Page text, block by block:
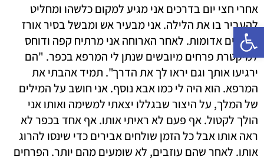
פתח סרגל נגישות
אחרי חצי יום בדרכים אני מגיע למקום כלשהו ומחליט
להעביר בו את הלילה. אני מבעיר אש ומבשל בסיר אורז
ועדשים אדומות. לאחר הארוחה אני מרתיח קפה ודוחס
למיקטרת פרחים מיובשים שנתן לי המרפא בכפר. "הם
ירגיעו אותך וגם יראו לך את הדרך". תמיד אהבתי את
המרפא. הוא היה לי כמו אבא נוסף. אני חושב על המילים
של המלך, על היצור שבגללו יצאתי למשימה ואותו אני
הולך לקטול. אף פעם לא ראיתי אותו. אף אחד בכפר לא
ראה אותו אבל כל הזמן שולחים אבירים כדי שינסו להרוג
אותו. לאחר שהם עוזבים, לא שומעים מהם יותר. הפרחים